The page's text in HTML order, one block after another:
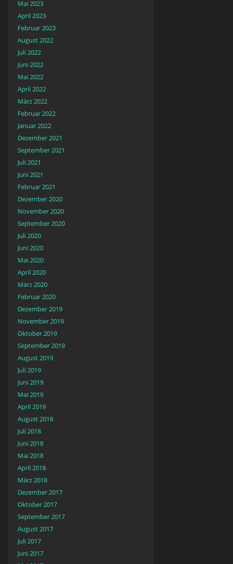
Mai 2023
April 2023
Februar 2023
August 2022
Juli 2022
Juni 2022
Mai 2022
April 2022
März 2022
Februar 2022
Januar 2022
Dezember 2021
September 2021
Juli 2021
Juni 2021
Februar 2021
Dezember 2020
November 2020
September 2020
Juli 2020
Juni 2020
Mai 2020
April 2020
März 2020
Februar 2020
Dezember 2019
November 2019
Oktober 2019
September 2019
August 2019
Juli 2019
Juni 2019
Mai 2019
April 2019
August 2018
Juli 2018
Juni 2018
Mai 2018
April 2018
März 2018
Dezember 2017
Oktober 2017
September 2017
August 2017
Juli 2017
Juni 2017